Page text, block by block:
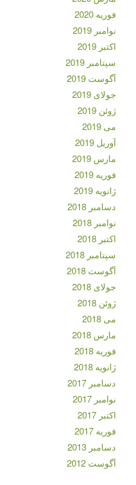
فوریه 2020
نوامبر 2019
اکتبر 2019
سپتامبر 2019
آگوست 2019
جولای 2019
ژوئن 2019
می 2019
آوریل 2019
مارس 2019
فوریه 2019
ژانویه 2019
دسامبر 2018
نوامبر 2018
اکتبر 2018
سپتامبر 2018
آگوست 2018
جولای 2018
ژوئن 2018
می 2018
مارس 2018
فوریه 2018
ژانویه 2018
دسامبر 2017
نوامبر 2017
اکتبر 2017
فوریه 2017
دسامبر 2013
آگوست 2012